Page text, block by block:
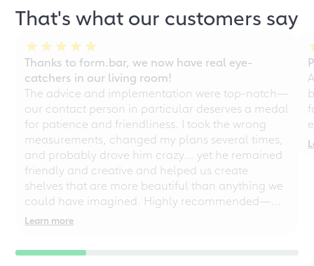
That's what our customers say
Thanks to form.bar, we now have real eye-
catchers in our living room!
The advice and implementation were top-notch—
our contact person in particular deserves a medal
for patience and friendliness. I took the wrong
measurements, changed my plans several times,
and probably drove him crazy... yet he remained
friendly and creative and helped us create
shelves that are more beautiful than anything we
could have imagined. Highly recommended—
even for chaotic perfectionists!
Learn more